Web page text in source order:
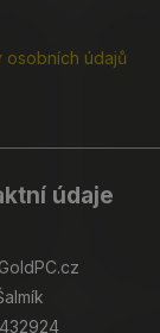
osobních údajů
údaje